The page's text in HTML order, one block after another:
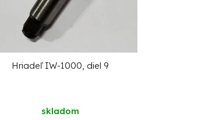
Hriadeľ IW-1000, diel 9
skladom